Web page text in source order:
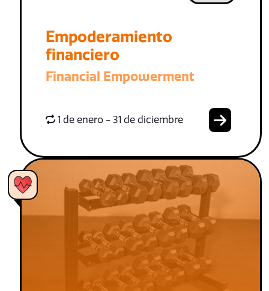
Empoderamiento
financiero
Financial Empowerment
1 de enero - 31 de diciembre